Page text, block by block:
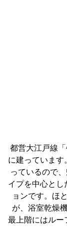
都営大江戸線
に建っています
っているので
イプを中心とし
ョンです。ほ
が、浴室乾燥
最上階にはルー